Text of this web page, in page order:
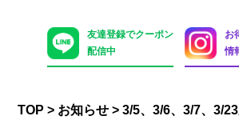
友達登録でクーポン
配信中
お
情
TOP > お知らせ >3/5、3/6、3/7、3/